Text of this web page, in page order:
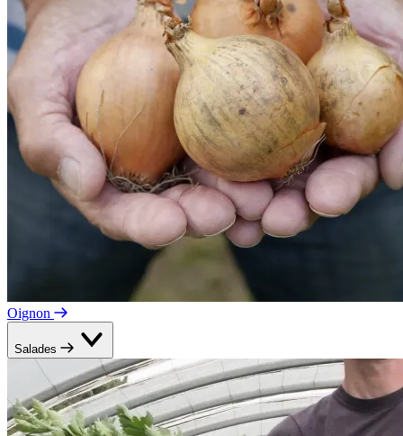
Oignon
Salades